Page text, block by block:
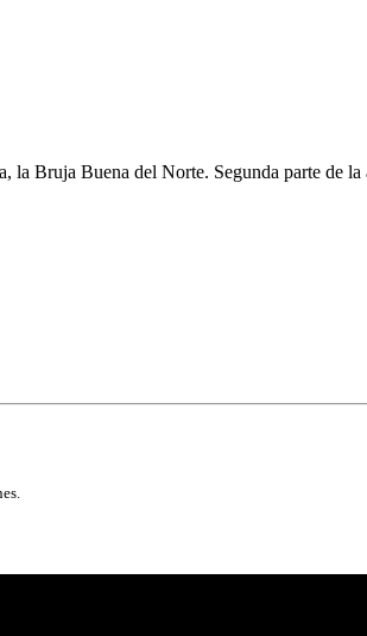
Bruja Buena del Norte. Segunda parte de